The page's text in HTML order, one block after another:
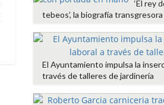
‘El rey
tebeos’, la biografía
El Ayuntamiento impulsa la
través de talleres de jardinería